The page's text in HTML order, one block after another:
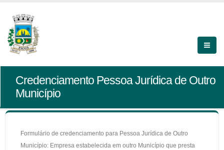
Credenciamento Pessoa Jurídica de Outro
Município
Formulário de credenciamento para Pessoa Jurídica de Outro
Município: Empresa estabelecida em outro Município que presta